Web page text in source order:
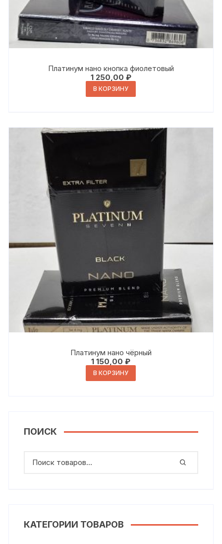
Платинум нано кнопка фиолетовый
1 250,00 ₽
В КОРЗИНУ
Платинум нано чёрный
1 150,00₽
В КОРЗИНУ
ПОИСК
КАТЕГОРИИ ТОВАРОВ